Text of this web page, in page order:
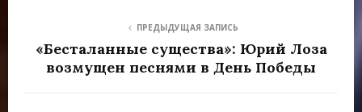
ПРЕДЫДУЩАЯ ЗАПИСЬ
«Бесталанные существа»: Юрий Лоза
возмущен песнями в День Победы